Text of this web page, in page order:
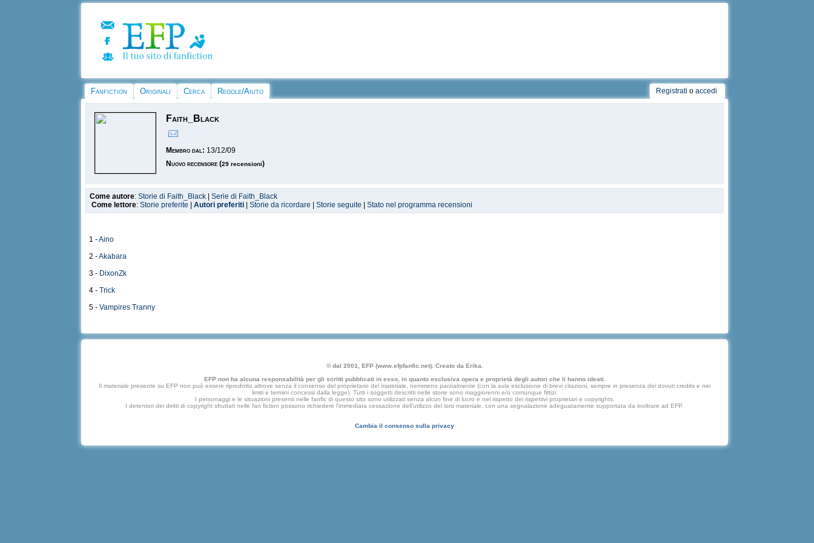
Fanfiction Originali Cerca Regole/Aiuto Registrati o accedi
Faith_Black
Membro dal: 13/12/09
Nuovo recensore (29 recensioni)
Come autore:Storie di Faith_Black |Serie di Faith_Black
Come lettore:Storie preferite |Autori preferiti |Storie da ricordare |Storie seguite |Stato nel programma recensioni
1 -Aino
2 -Akabara
3 - DixonZk
4 -Trick
5 -Vampires Tranny
© dal 2001, EFP (www.efpfanfic.net). Creato da Erika.
EFP non ha alcuna responsabilità per gli scritti pubblicati in esso, in quanto esclusiva opera e proprietà degli autori che li hanno ideati.
Il materiale presente su EFP non può essere riprodotto altrove senza il consenso del proprietario del materiale, nemmeno parzialmente (con la sola esclusione di brevi citazioni, sempre in presenza dei dovuti credits e nei
limiti e termini concessi dalla legge). Tutti i soggetti descritti nelle storie sono maggiorenni e/o comunque fittizi.
I personaggi e le situazioni presenti nelle fanfic di questo sito sono utilizzati senza alcun fine di lucro e nel rispetto dei rispettivi proprietari e copyrights.
I detentori dei diritti di copyright sfruttati nelle fan fiction possono richiedere l'immediata cessazione dell'utilizzo del loro materiale, con una segnalazione adeguatamente supportata da inoltrare ad EFP.
Cambia il consenso sulla privacy